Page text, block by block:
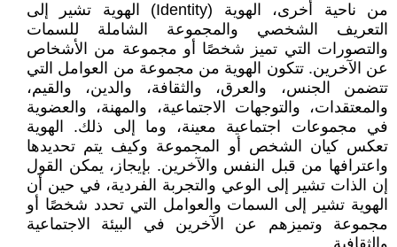
من ناحية أخرى، الهوية (Identity) الهوية تشير إلى
التعريف الشخصي والمجموعة الشاملة للسمات
والتصورات التي تميز شخصًا أو مجموعة من الأشخاص
عن الآخرين. تتكون الهوية من مجموعة من العوامل التي
تتضمن الجنس، والعرق، والثقافة، والدين، والقيم،
والمعتقدات، والتوجهات الاجتماعية، والمهنة، والعضوية
في مجموعات اجتماعية معينة، وما إلى ذلك. الهوية
تعكس كيان الشخص أو المجموعة وكيف يتم تحديدها
واعترافها من قبل النفس والآخرين. بإيجاز، يمكن القول
إن الذات تشير إلى الوعي والتجربة الفردية، في حين أن
الهوية تشير إلى السمات والعوامل التي تحدد شخصًا أو
مجموعة وتميزهم عن الآخرين في البيئة الاجتماعية